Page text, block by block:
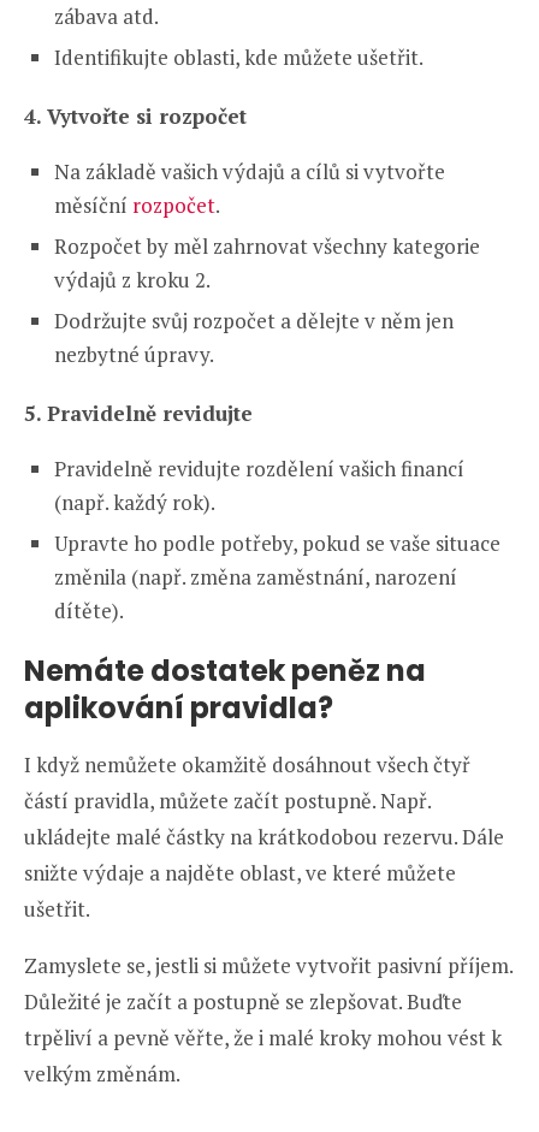
zábava atd.
Identifikujte oblasti, kde můžete ušetřit.
4. Vytvořte si rozpočet
Na základě vašich výdajů a cílů si vytvořte
měsíční rozpočet.
Rozpočet by měl zahrnovat všechny kategorie
výdajů z kroku 2.
Dodržujte svůj rozpočet a dělejte v něm jen
nezbytné úpravy.
5. Pravidelně revidujte
Pravidelně revidujte rozdělení vašich financí
(např. každý rok).
Upravte ho podle potřeby, pokud se vaše situace
změnila (např. změna zaměstnání, narození
dítěte).
Nemáte dostatek peněz na
aplikování pravidla?
I když nemůžete okamžitě dosáhnout všech čtyř
částí pravidla, můžete začít postupně. Např.
ukládejte malé částky na krátkodobou rezervu. Dále
snižte výdaje a najděte oblast, ve které můžete
ušetřit.
Zamyslete se, jestli si můžete vytvořit pasivní příjem.
Důležité je začít a postupně se zlepšovat. Buďte
trpěliví a pevně věřte, že i malé kroky mohou vést k
velkým změnám.